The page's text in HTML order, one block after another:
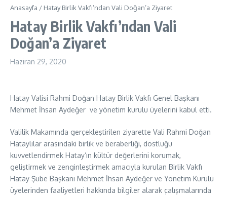
Anasayfa / Hatay Birlik Vakfı’ndan Vali Doğan’a Ziyaret
Hatay Birlik Vakfı’ndan Vali
Doğan’a Ziyaret
Haziran 29, 2020
Hatay Valisi Rahmi Doğan Hatay Birlik Vakfı Genel Başkanı
Mehmet İhsan Aydeğer ve yönetim kurulu üyelerini kabul etti.
Valilik Makamında gerçekleştirilen ziyarette Vali Rahmi Doğan
Hataylılar arasındaki birlik ve beraberliği, dostluğu
kuvvetlendirmek Hatay’ın kültür değerlerini korumak,
geliştirmek ve zenginleştirmek amacıyla kurulan Birlik Vakfı
Hatay Şube Başkanı Mehmet İhsan Aydeğer ve Yönetim Kurulu
üyelerinden faaliyetleri hakkında bilgiler alarak çalışmalarında